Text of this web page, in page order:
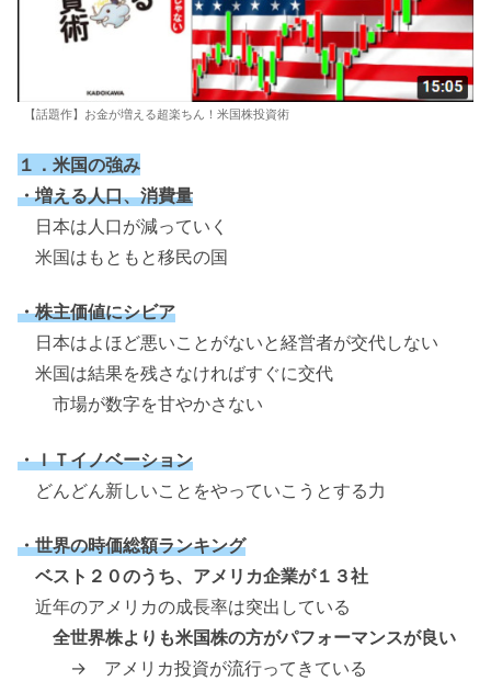
【話題作】お金が増える超楽ちん！米国株投資術
１．米国の強み
・増える人口、消費量
日本は人口が減っていく
米国はもともと移民の国
・株主価値にシビア
日本はよほど悪いことがないと経営者が交代しない
米国は結果を残さなければすぐに交代
市場が数字を甘やかさない
・ＩＴイノベーション
どんどん新しいことをやっていこうとする力
・世界の時価総額ランキング
ベスト２０のうち、アメリカ企業が１３社
近年のアメリカの成長率は突出している
全世界株よりも米国株の方がパフォーマンスが良い
→ アメリカ投資が流行ってきている